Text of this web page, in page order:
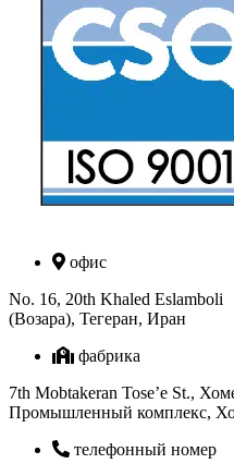
офис
No. 16, 20th Khaled Eslamboli
(Возара), Тегеран, Иран
фабрика
7th Mobtakeran Tose’e St.,
Промышленный комплекс,
телефонный номер